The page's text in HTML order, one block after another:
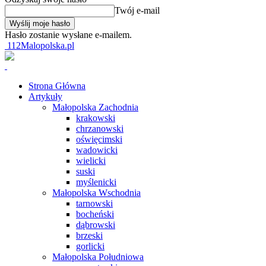
Twój e-mail
Hasło zostanie wysłane e-mailem.
112Malopolska.pl
Strona Główna
Artykuły
Małopolska Zachodnia
krakowski
chrzanowski
oświęcimski
wadowicki
wielicki
suski
myślenicki
Małopolska Wschodnia
tarnowski
bocheński
dąbrowski
brzeski
gorlicki
Małopolska Południowa